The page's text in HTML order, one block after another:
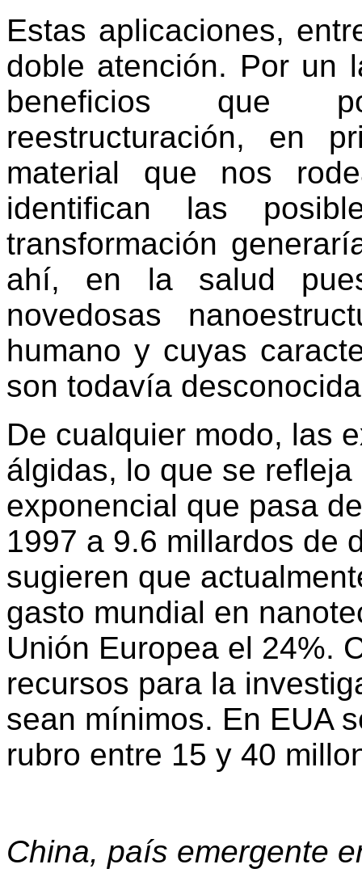
Estas aplicaciones,
doble atención. Por un
beneficios que
reestructuración, en
material que nos
identifican las
transformación
ahí, en la salud
novedosas
humano y cuyas
son todavía
De cualquier modo, las
álgidas, lo que se
exponencial que pasa
1997 a 9.6 millardos de
sugieren que
gasto mundial en
Unión Europea el 24%.
recursos para la
sean mínimos. En EUA
rubro entre 15 y 40
China, país emergente